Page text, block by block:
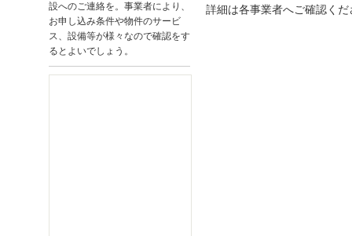
詳細は各事業者へご確認くだ
設へのご連絡を。事業者により、
お申し込み条件や物件のサービ
ス、設備等が様々なので確認をす
るとよいでしょう。